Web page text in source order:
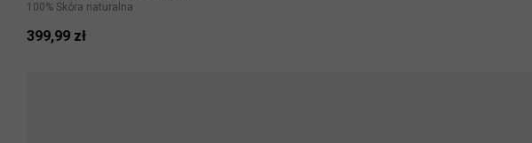
100% Skóra naturalna
399,99 zł